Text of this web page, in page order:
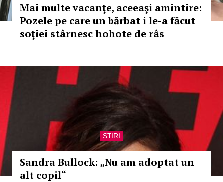
Mai multe vacanţe, aceeaşi amintire:
Pozele pe care un bărbat i le-a făcut
soţiei stârnesc hohote de râs
STIRI
Sandra Bullock: „Nu am adoptat un
alt copil“